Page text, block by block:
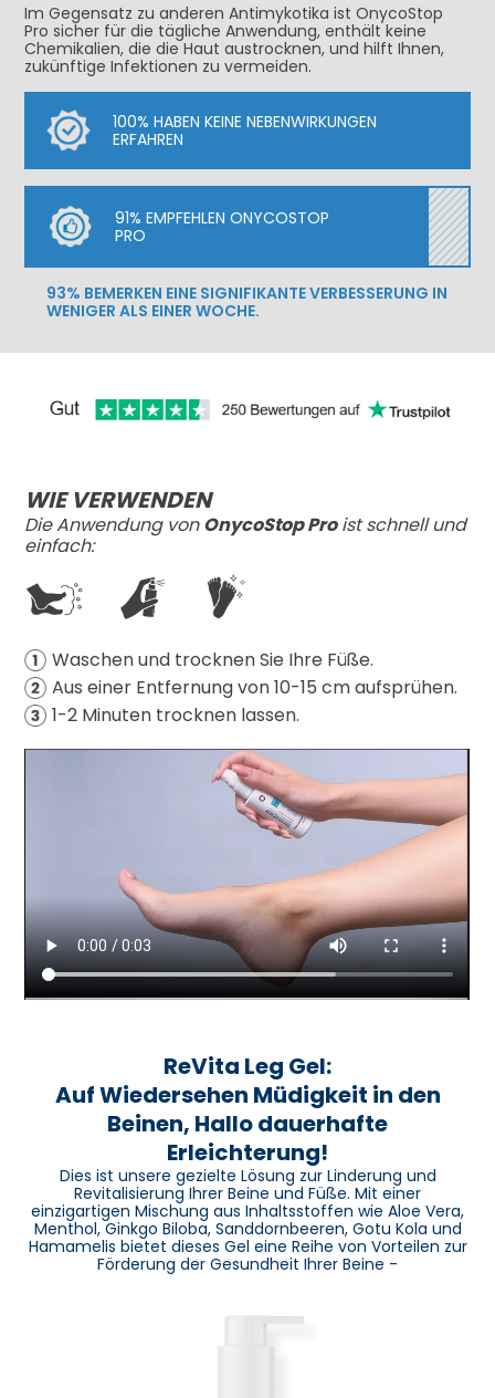
Im Gegensatz zu anderen Antimykotika ist OnycoStop
Pro sicher für die tägliche Anwendung, enthält keine
Chemikalien, die die Haut austrocknen, und hilft Ihnen,
zukünftige Infektionen zu vermeiden.
100% HABEN KEINE NEBENWIRKUNGEN
ERFAHREN
91% EMPFEHLEN ONYCOSTOP
PRO
93% BEMERKEN EINE SIGNIFIKANTE VERBESSERUNG IN
WENIGER ALS EINER WOCHE.
WIE VERWENDEN
Die Anwendung vonOnycoStop Proist schnell und
einfach:
Waschen und trocknen Sie Ihre Füße.
Aus einer Entfernung von 10-15 cm aufsprühen.
1-2 Minuten trocknen lassen.
ReVita Leg Gel:
Auf Wiedersehen Müdigkeit in den
Beinen, Hallo dauerhafte
Erleichterung!
Dies ist unsere gezielte Lösung zur Linderung und
Revitalisierung Ihrer Beine und Füße. Mit einer
einzigartigen Mischung aus Inhaltsstoffen wie Aloe Vera,
Menthol, Ginkgo Biloba, Sanddornbeeren, Gotu Kola und
Hamamelis bietet dieses Gel eine Reihe von Vorteilen zur
Förderung der Gesundheit Ihrer Beine -